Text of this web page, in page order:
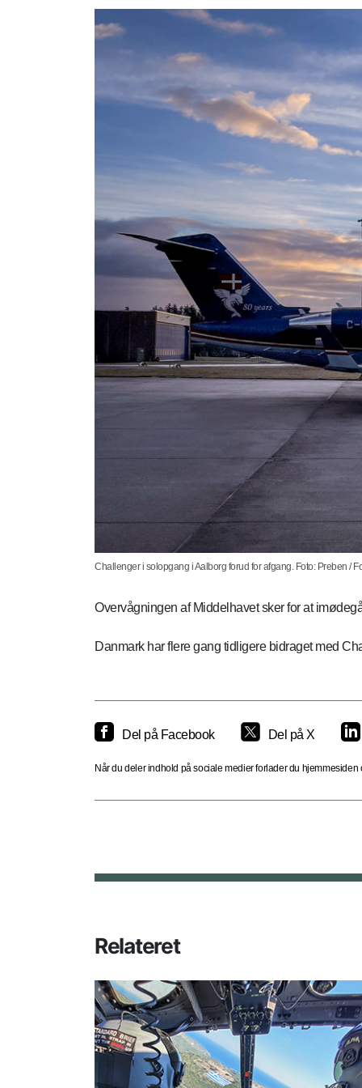
Challenger i solopgang i Aalborg forud for afgang. Foto: Preben /
Overvågningen af Middelhavet sker for at
Danmark har flere gang tidligere bidraget med
Del på Facebook Del på X
Når du deler indhold på sociale medier forlader du
Relateret